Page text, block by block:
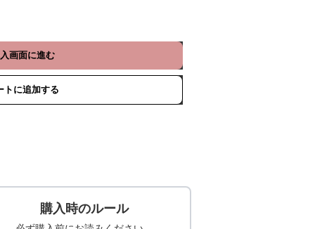
画面に進む
トに追加する
購入時のルール